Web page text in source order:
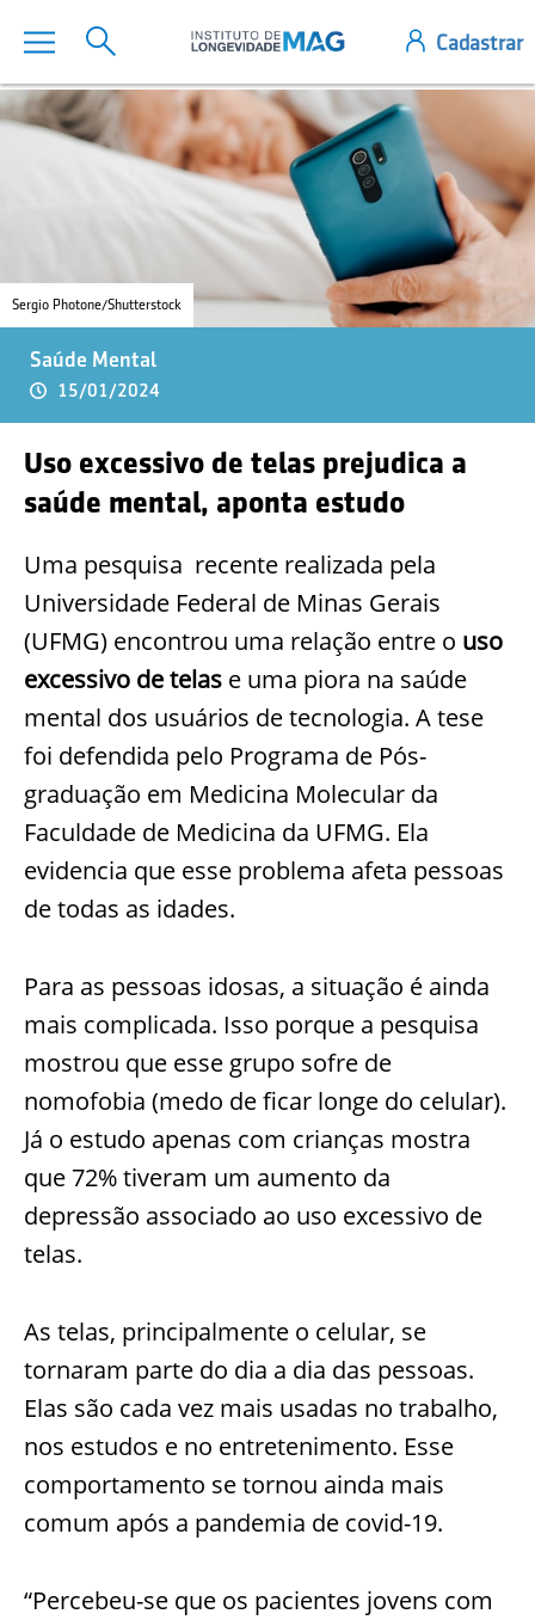
Sergio Photone/Shutterstock
Saúde Mental
15/01/2024
Uso excessivo de telas prejudica a
saúde mental, aponta estudo
Uma pesquisa recente realizada pela
Universidade Federal de Minas Gerais
(UFMG) encontrou uma relação entre o uso
excessivo de telas e uma piora na saúde
mental dos usuários de tecnologia. A tese
foi defendida pelo Programa de Pós-
graduação em Medicina Molecular da
Faculdade de Medicina da UFMG. Ela
evidencia que esse problema afeta pessoas
de todas as idades.
Para as pessoas idosas, a situação é ainda
mais complicada. Isso porque a pesquisa
mostrou que esse grupo sofre de
nomofobia (medo de ficar longe do celular).
Já o estudo apenas com crianças mostra
que 72% tiveram um aumento da
depressão associado ao uso excessivo de
telas.
As telas, principalmente o celular, se
tornaram parte do dia a dia das pessoas.
Elas são cada vez mais usadas no trabalho,
nos estudos e no entretenimento. Esse
comportamento se tornou ainda mais
comum após a pandemia de covid-19.
“Percebeu-se que os pacientes jovens com